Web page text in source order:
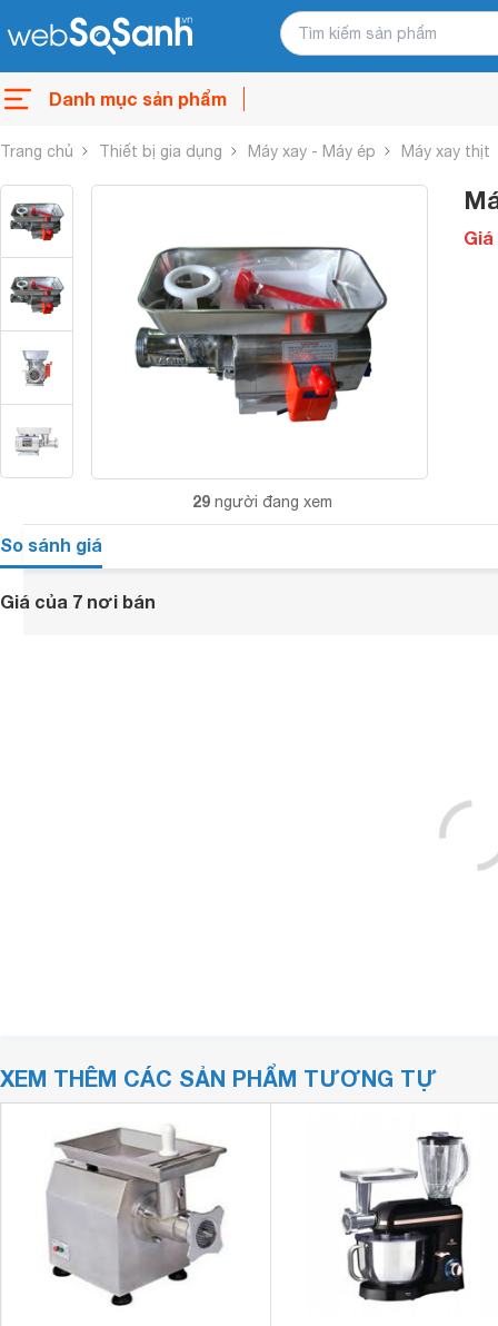
Danh mục sản phẩm
Trang chủ Thiết bị gia dụng Máy xay - Máy ép Máy xay thịt
29 người đang xem
Giá
So sánh giá
Giá của 7 nơi bán
XEM THÊM CÁC SẢN PHẨM TƯƠNG TỰ